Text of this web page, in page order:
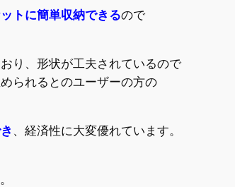
トに簡単収納できるので
り、形状が工夫されているので
られるとのユーザーの方の
、経済性に大変優れています。